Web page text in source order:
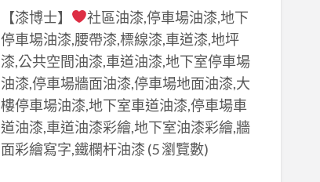
【漆博士】
社區油漆,停車場油漆,地下
停車場油漆,腰帶漆,標線漆,車道漆,地坪
漆,公共空間油漆,車道油漆,地下室停車場
油漆,停車場牆面油漆,停車場地面油漆,大
樓停車場油漆,地下室車道油漆,停車場車
道油漆,車道油漆彩繪,地下室油漆彩繪,牆
面彩繪寫字,鐵欄杆油漆(5 瀏覽數)